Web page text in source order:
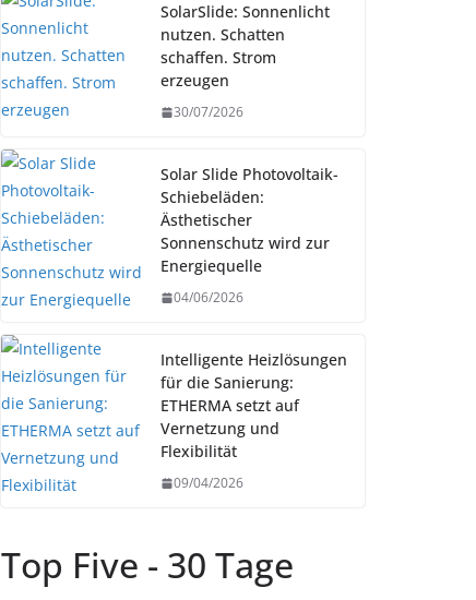
SolarSlide: Sonnenlicht
nutzen. Schatten
schaffen. Strom
erzeugen
30/07/2026
Solar Slide Photovoltaik-
Schiebeläden:
Ästhetischer
Sonnenschutz wird zur
Energiequelle
04/06/2026
Intelligente Heizlösungen
für die Sanierung:
ETHERMA setzt auf
Vernetzung und
Flexibilität
09/04/2026
Top Five - 30 Tage